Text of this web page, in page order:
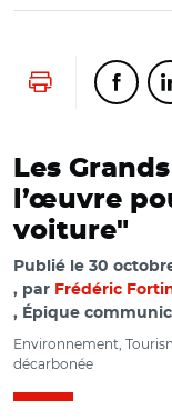
Lancer
Les
l’œuvre
voiture"
Publié le 30
par Frédéric
, Épique
Environnement,
décarbonée